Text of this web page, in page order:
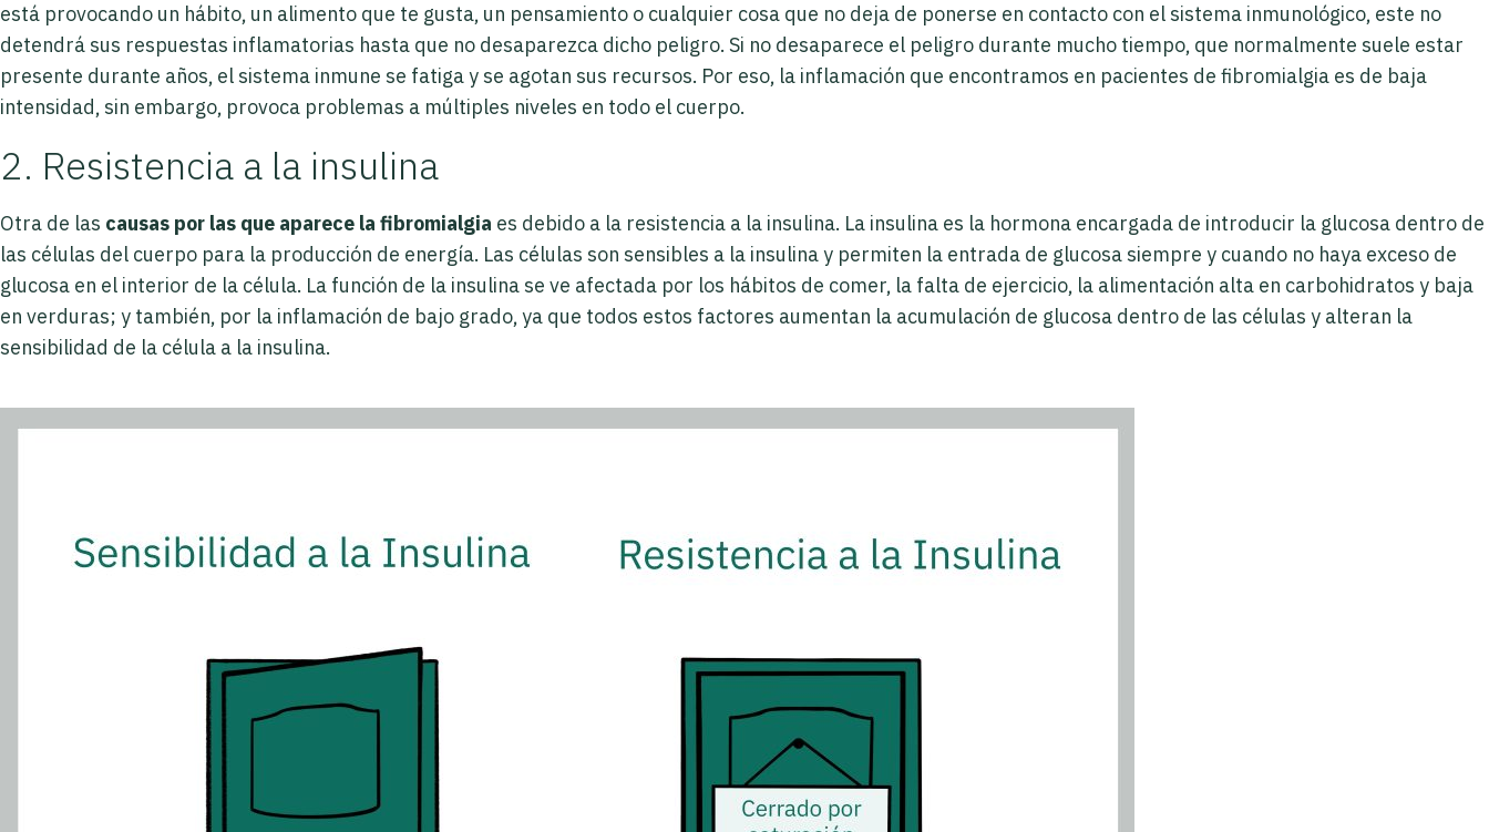
está provocando un hábito, un alimento que te gusta, un pensamiento o cualquier cosa que no deja de ponerse en contacto con el sistema inmunológico, este no
detendrá sus respuestas inflamatorias hasta que no desaparezca dicho peligro. Si no desaparece el peligro durante mucho tiempo, que normalmente suele estar
presente durante años, el sistema inmune se fatiga y se agotan sus recursos. Por eso, la inflamación que encontramos en pacientes de fibromialgia es de baja
intensidad, sin embargo, provoca problemas a múltiples niveles en todo el cuerpo.
2. Resistencia a la insulina
Otra de las causas por las que aparece la fibromialgia es debido a la resistencia a la insulina. La insulina es la hormona encargada de introducir la glucosa dentro de
las células del cuerpo para la producción de energía. Las células son sensibles a la insulina y permiten la entrada de glucosa siempre y cuando no haya exceso de
glucosa en el interior de la célula. La función de la insulina se ve afectada por los hábitos de comer, la falta de ejercicio, la alimentación alta en carbohidratos y baja
en verduras; y también, por la inflamación de bajo grado, ya que todos estos factores aumentan la acumulación de glucosa dentro de las células y alteran la
sensibilidad de la célula a la insulina.